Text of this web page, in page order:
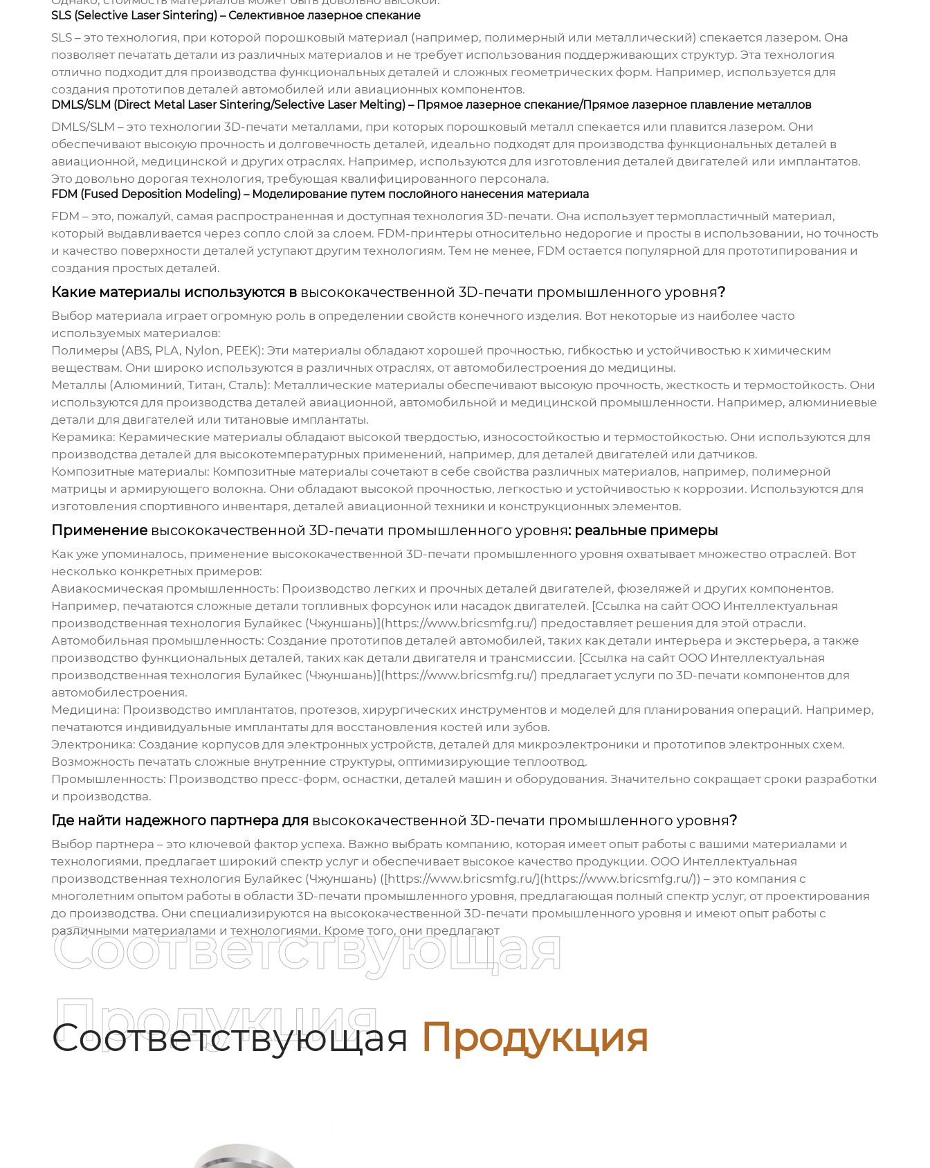
SLS (Selective Laser Sintering) – Селективное лазерное спекание
SLS – это технология, при которой порошковый материал (например, полимерный или металлический) спекается лазером. Она
позволяет печатать детали из различных материалов и не требует использования поддерживающих структур. Эта технология
отлично подходит для производства функциональных деталей и сложных геометрических форм. Например, используется для
создания прототипов деталей автомобилей или авиационных компонентов.
DMLS/SLM (Direct Metal Laser Sintering/Selective Laser Melting) – Прямое лазерное спекание/Прямое лазерное плавление металлов
DMLS/SLM – это технологии 3D-печати металлами, при которых порошковый металл спекается или плавится лазером. Они
обеспечивают высокую прочность и долговечность деталей, идеально подходят для производства функциональных деталей в
авиационной, медицинской и других отраслях. Например, используются для изготовления деталей двигателей или имплантатов.
Это довольно дорогая технология, требующая квалифицированного персонала.
FDM (Fused Deposition Modeling) – Моделирование путем послойного нанесения материала
FDM – это, пожалуй, самая распространенная и доступная технология 3D-печати. Она использует термопластичный материал,
который выдавливается через сопло слой за слоем. FDM-принтеры относительно недорогие и просты в использовании, но точность
и качество поверхности деталей уступают другим технологиям. Тем не менее, FDM остается популярной для прототипирования и
создания простых деталей.
Какие материалы используются в высококачественной 3D-печати промышленного уровня?
Выбор материала играет огромную роль в определении свойств конечного изделия. Вот некоторые из наиболее часто
используемых материалов:
Полимеры (ABS, PLA, Nylon, PEEK): Эти материалы обладают хорошей прочностью, гибкостью и устойчивостью к химическим
веществам. Они широко используются в различных отраслях, от автомобилестроения до медицины.
Металлы (Алюминий, Титан, Сталь): Металлические материалы обеспечивают высокую прочность, жесткость и термостойкость. Они
используются для производства деталей авиационной, автомобильной и медицинской промышленности. Например, алюминиевые
детали для двигателей или титановые имплантаты.
Керамика: Керамические материалы обладают высокой твердостью, износостойкостью и термостойкостью. Они используются для
производства деталей для высокотемпературных применений, например, для деталей двигателей или датчиков.
Композитные материалы: Композитные материалы сочетают в себе свойства различных материалов, например, полимерной
матрицы и армирующего волокна. Они обладают высокой прочностью, легкостью и устойчивостью к коррозии. Используются для
изготовления спортивного инвентаря, деталей авиационной техники и конструкционных элементов.
Применение высококачественной 3D-печати промышленного уровня: реальные примеры
Как уже упоминалось, применение высококачественной 3D-печати промышленного уровня охватывает множество отраслей. Вот
несколько конкретных примеров:
Авиакосмическая промышленность: Производство легких и прочных деталей двигателей, фюзеляжей и других компонентов.
Например, печатаются сложные детали топливных форсунок или насадок двигателей. [Ссылка на сайт ООО Интеллектуальная
производственная технология Булайкес (Чжуншань)](https://www.bricsmfg.ru/) предоставляет решения для этой отрасли.
Автомобильная промышленность: Создание прототипов деталей автомобилей, таких как детали интерьера и экстерьера, а также
производство функциональных деталей, таких как детали двигателя и трансмиссии. [Ссылка на сайт ООО Интеллектуальная
производственная технология Булайкес (Чжуншань)](https://www.bricsmfg.ru/) предлагает услуги по 3D-печати компонентов для
автомобилестроения.
Медицина: Производство имплантатов, протезов, хирургических инструментов и моделей для планирования операций. Например,
печатаются индивидуальные имплантаты для восстановления костей или зубов.
Электроника: Создание корпусов для электронных устройств, деталей для микроэлектроники и прототипов электронных схем.
Возможность печатать сложные внутренние структуры, оптимизирующие теплоотвод.
Промышленность: Производство пресс-форм, оснастки, деталей машин и оборудования. Значительно сокращает сроки разработки
и производства.
Где найти надежного партнера для высококачественной 3D-печати промышленного уровня?
Выбор партнера – это ключевой фактор успеха. Важно выбрать компанию, которая имеет опыт работы с вашими материалами и
технологиями, предлагает широкий спектр услуг и обеспечивает высокое качество продукции. ООО Интеллектуальная
производственная технология Булайкес (Чжуншань) ([https://www.bricsmfg.ru/](https://www.bricsmfg.ru/)) – это компания с
многолетним опытом работы в области 3D-печати промышленного уровня, предлагающая полный спектр услуг, от проектирования
до производства. Они специализируются на высококачественной 3D-печати промышленного уровня и имеют опыт работы с
различными материалами и технологиями. Кроме того, они предлагают
Соответствующая Продукция
Соответствующая
Продукция